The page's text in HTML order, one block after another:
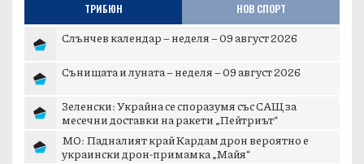
ТРИБЮН НОВ СПОРТ
Слънчев календар – неделя – 09 август 2026
Сънищата и луната – неделя – 09 август 2026
Зеленски: Украйна се споразумя със САЩ за
месечни доставки на ракети „Пейтриът“
МО: Падналият край Кардам дрон вероятно е
украински дрон-примамка „Майя“